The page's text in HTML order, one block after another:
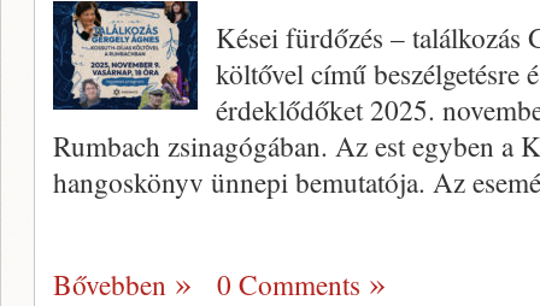
Kései fürdőzés – találkozás
költővel című beszélgetésre
érdeklődőket 2025.
Rumbach zsinagógában. Az est egyben a
hangoskönyv ünnepi bemutatója. Az
Bővebben 0 Comments